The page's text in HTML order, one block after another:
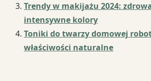
Trendy w makijażu 2024:
intensywne kolory
Toniki do twarzy domowej
właściwości naturalne